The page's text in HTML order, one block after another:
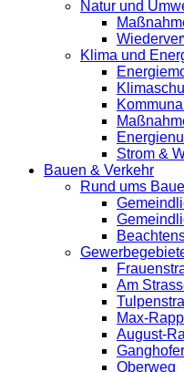
Natur und
Klima und
Strom &
Bauen & Verkehr
Rund ums
Am
Max-
August-
Oberweg